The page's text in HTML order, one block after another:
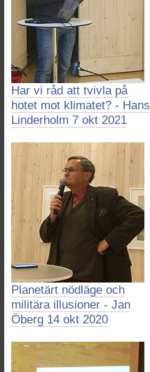
Har vi råd att tvivla på
hotet mot klimatet? - Hans
Linderholm 7 okt 2021
Planetärt nödläge och
militära illusioner - Jan
Öberg 14 okt 2020